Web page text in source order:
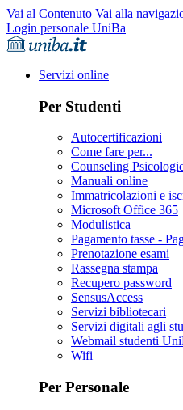
Vai al Contenuto Vai alla
Login personale UniBa
Servizi online
Per Studenti
Autocertificazioni
Come fare per...
Counseling
Manuali online
Immatricolazioni e
Microsoft Office 365
Modulistica
Pagamento tasse -
Prenotazione esami
Rassegna stampa
Recupero password
SensusAccess
Servizi bibliotecari
Servizi digitali agli
Webmail studenti
Wifi
Per Personale